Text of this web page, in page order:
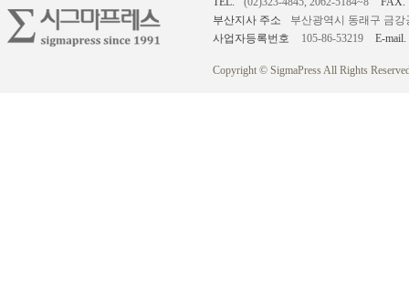
부산지사 주소
부산광역시 동래구 금강
사업자등록번호
105-86-53219 E-mail.
Copyright © SigmaPress All Rights